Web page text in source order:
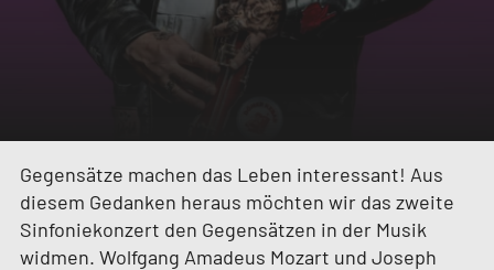
Gegensätze machen das Leben interessant! Aus
diesem Gedanken heraus möchten wir das zweite
Sinfoniekonzert den Gegensätzen in der Musik
widmen. Wolfgang Amadeus Mozart und Joseph